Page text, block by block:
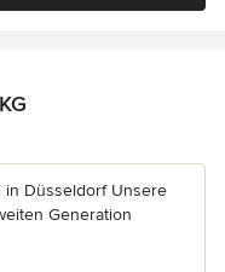
Sternen
in Düsseldorf Unsere
Generation